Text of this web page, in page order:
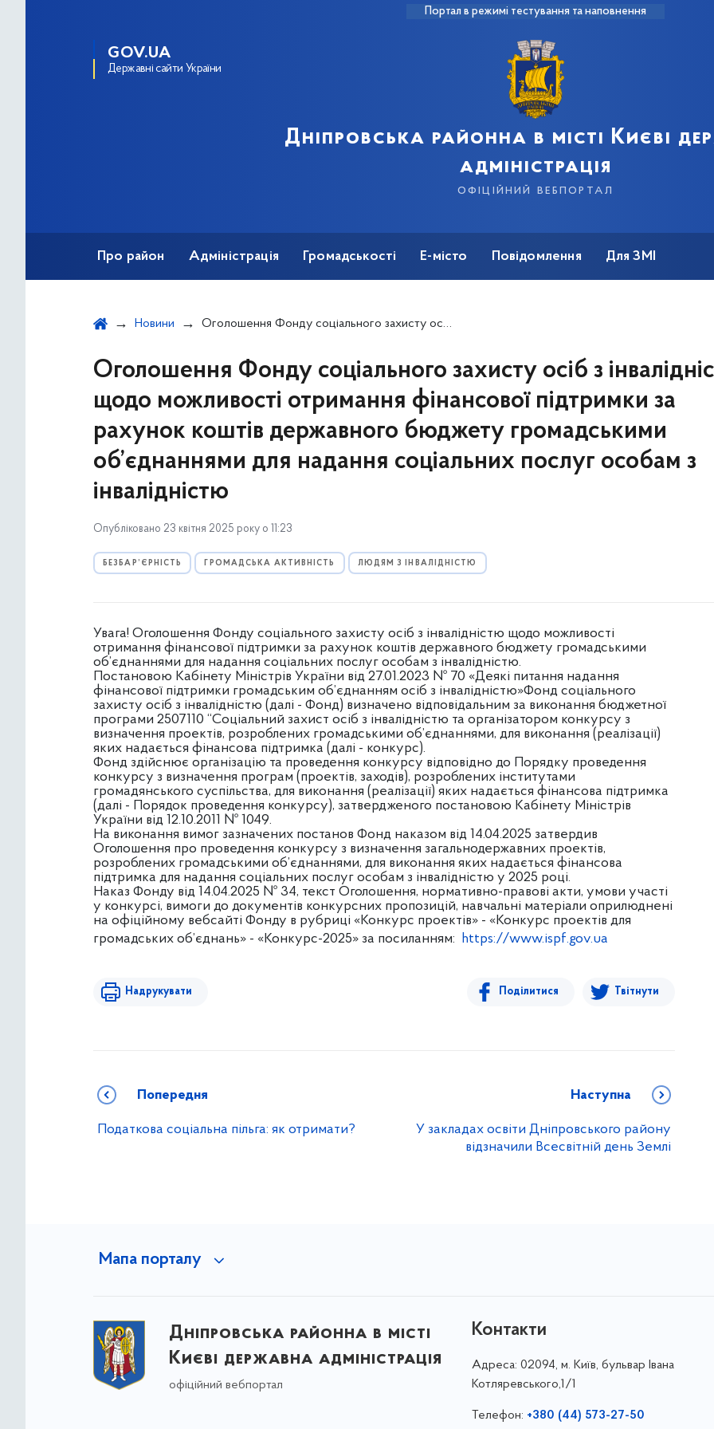
Портал в режимі тестування та наповнення
GOV.UA
Державні сайти України
Дніпровська районна в місті Києві
адміністрація
офіційний вебпортал
Про район Адміністрація Громадськості Е-місто Повідомлення Для ЗМІ
Новини Оголошення Фонду соціального захисту осіб з інвалідністю щодо можливості отримання фінансової підтримки за рахунок коштів державного бюджету громадськими об’єднаннями для надання соціальних послуг особам з інвалідністю
Оголошення Фонду соціального захисту осіб з
щодо можливості отримання фінансової підтримки за
рахунок коштів державного бюджету громадськими
об’єднаннями для надання соціальних послуг особам з
інвалідністю
Опубліковано 23 квітня 2025 року о 11:23
БЕЗБАР’ЄРНІСТЬ ГРОМАДСЬКА АКТИВНІСТЬ ЛЮДЯМ З ІНВАЛІДНІСТЮ
Увага! Оголошення Фонду соціального захисту осіб з інвалідністю щодо можливості
отримання фінансової підтримки за рахунок коштів державного бюджету громадськими
об’єднаннями для надання соціальних послуг особам з інвалідністю.
Постановою Кабінету Міністрів України від 27.01.2023 № 70 «Деякі питання надання
фінансової підтримки громадським об’єднанням осіб з інвалідністю»Фонд соціального
захисту осіб з інвалідністю (далі - Фонд) визначено відповідальним за виконання бюджетної
програми 2507110 “Соціальний захист осіб з інвалідністю та організатором конкурсу з
визначення проектів, розроблених громадськими об’єднаннями, для виконання (реалізації)
яких надається фінансова підтримка (далі - конкурс).
Фонд здійснює організацію та проведення конкурсу відповідно до Порядку проведення
конкурсу з визначення програм (проектів, заходів), розроблених інститутами
громадянського суспільства, для виконання (реалізації) яких надається фінансова підтримка
(далі - Порядок проведення конкурсу), затвердженого постановою Кабінету Міністрів
України від 12.10.2011 № 1049.
На виконання вимог зазначених постанов Фонд наказом від 14.04.2025 затвердив
Оголошення про проведення конкурсу з визначення загальнодержавних проектів,
розроблених громадськими об’єднаннями, для виконання яких надається фінансова
підтримка для надання соціальних послуг особам з інвалідністю у 2025 році.
Наказ Фонду від 14.04.2025 № 34, текст Оголошення, нормативно-правові акти, умови участі
у конкурсі, вимоги до документів конкурсних пропозицій, навчальні матеріали оприлюднені
на офіційному вебсайті Фонду в рубриці «Конкурс проектів» - «Конкурс проектів для
громадських об’єднань» - «Конкурс-2025» за посиланням: https://www.ispf.gov.ua
Надрукувати Поділитися Твітнути
Попередня
Податкова соціальна пільга: як отримати?
Наступна
У закладах освіти Дніпровського району
відзначили Всесвітній день Землі
Мапа порталу
Дніпровська районна в місті
Києві державна адміністрація
офіційний вебпортал
Контакти
Адреса: 02094, м. Київ, бульвар Івана
Котляревського,1/1
Телефон: +380 (44) 573-27-50